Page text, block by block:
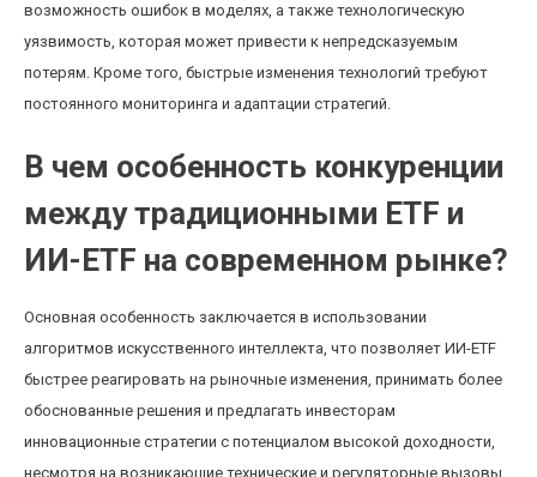
возможность ошибок в моделях, а также технологическую
уязвимость, которая может привести к непредсказуемым
потерям. Кроме того, быстрые изменения технологий требуют
постоянного мониторинга и адаптации стратегий.
В чем особенность конкуренции
между традиционными ETF и
ИИ-ETF на современном рынке?
Основная особенность заключается в использовании
алгоритмов искусственного интеллекта, что позволяет ИИ-ETF
быстрее реагировать на рыночные изменения, принимать более
обоснованные решения и предлагать инвесторам
инновационные стратегии с потенциалом высокой доходности,
несмотря на возникающие технические и регуляторные вызовы.